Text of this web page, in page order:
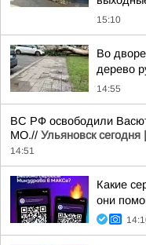
15:10
Во
дерево
14:55
ВС РФ освободили
МО.// Ульяновск сегодня
14:51
Какие
они